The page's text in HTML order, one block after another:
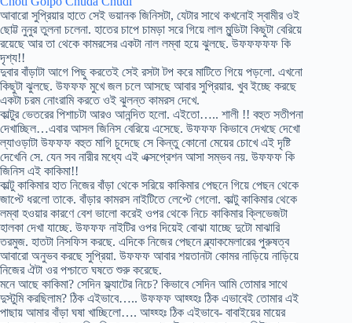
আবারো সুপ্রিয়ার হাতে সেই ভয়ানক জিনিসটা, যেটার সাথে কখনোই স্বামীর ওই
ছোট্ট নুনুর তুলনা চলেনা. হাতের চাপে চামড়া সরে গিয়ে লাল মুন্ডিটা কিছুটা বেরিয়ে
রয়েছে আর তা থেকে কামরসের একটা নাল লম্বা হয়ে ঝুলছে. উফফফফফ কি
দৃশ্য!!
দুবার বাঁড়াটা আগে পিছু করতেই সেই রসটা টপ করে মাটিতে গিয়ে পড়লো. এখনো
কিছুটা ঝুলছে. উফফফ মুখে জল চলে আসছে আবার সুপ্রিয়ার. খুব ইচ্ছে করছে
একটা চরম নোংরামি করতে ওই ঝুলন্ত কামরস দেখে.
কাল্টুর ভেতরের পিশাচটা আরও আনন্দিত হলো. এইতো….. শালী !! বহুত সতীপনা
দেখাচ্ছিল…এবার আসল জিনিস বেরিয়ে এসেছে. উফফফ কিভাবে দেখছে দেখো
ল্যাওড়াটা উফফফ বহুত মাগি চুদেছে সে কিন্তু কোনো মেয়ের চোখে এই দৃষ্টি
দেখেনি সে. যেন সব নারীর মধ্যে এই এক্সপ্রেশন আসা সম্ভব নয়. উফফফ কি
জিনিস এই কাকিমা!!
কাল্টু কাকিমার হাত নিজের বাঁড়া থেকে সরিয়ে কাকিমার পেছনে গিয়ে পেছন থেকে
জাপ্টে ধরলো তাকে. বাঁড়ার কামরস নাইটিতে লেপ্টে গেলো. কাল্টু কাকিমার থেকে
লম্বা হওয়ার কারণে বেশ ভালো করেই ওপর থেকে নিচে কাকিমার ক্লিভেজটা
হালকা দেখা যাচ্ছে. উফফফ নাইটির ওপর দিয়েই বোঝা যাচ্ছে দুটো মাঝারি
তরমুজ. হাতটা নিসফিস করছে. এদিকে নিজের পেছনে ব্ল্যাকমেলারের পুরুষত্ব
আবারো অনুভব করছে সুপ্রিয়া. উফফফ আবার শয়তানটা কোমর নাড়িয়ে নাড়িয়ে
নিজের ঐটা ওর পশ্চাতে ঘষতে শুরু করেছে.
মনে আছে কাকিমা? সেদিন ফ্ল্যাটের নিচে? কিভাবে সেদিন আমি তোমার সাথে
দুস্টুমি করছিলাম? ঠিক এইভাবে….. উফফফ আহ্হ্হঃ ঠিক এভাবেই তোমার এই
পাছায় আমার বাঁড়া ঘষা খাচ্ছিলো…. আহ্হ্হঃ ঠিক এইভাবে- বাবাইয়ের মায়ের